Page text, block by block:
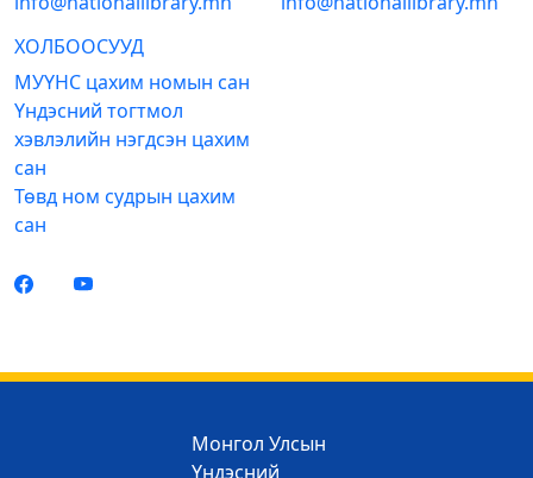
ХОЛБООСУУД
МУҮНС цахим номын сан
Үндэсний тогтмол
хэвлэлийн нэгдсэн цахим
сан
Төвд ном судрын цахим
сан
Монгол Улсын
Үндэсний